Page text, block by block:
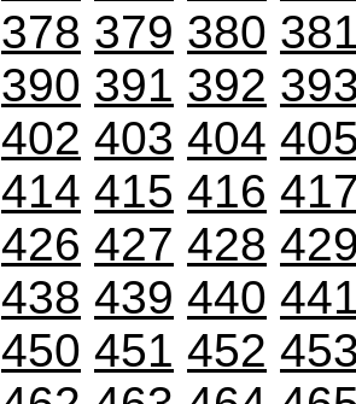
378 379 380
390 391 392
402 403 404
414 415 416
426 427 428
438 439 440
450 451 452